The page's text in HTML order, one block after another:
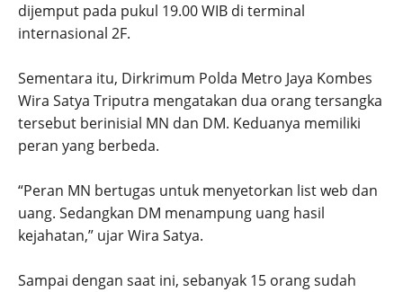
dijemput pada pukul 19.00 WIB di terminal
internasional 2F.
Sementara itu, Dirkrimum Polda Metro Jaya Kombes
Wira Satya Triputra mengatakan dua orang tersangka
tersebut berinisial MN dan DM. Keduanya memiliki
peran yang berbeda.
“Peran MN bertugas untuk menyetorkan list web dan
uang. Sedangkan DM menampung uang hasil
kejahatan,” ujar Wira Satya.
Sampai dengan saat ini, sebanyak 15 orang sudah